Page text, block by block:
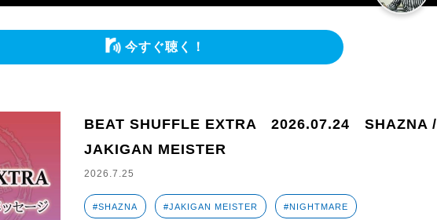
今すぐ聴く！
BEAT SHUFFLE EXTRA 2026.07.24 SHAZNA /
JAKIGAN MEISTER
2026.7.25
#SHAZNA #JAKIGAN MEISTER #NIGHTMARE